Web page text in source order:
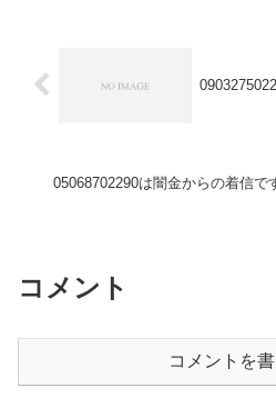
05068702290は闇金からの着信で
コメント
コメントを